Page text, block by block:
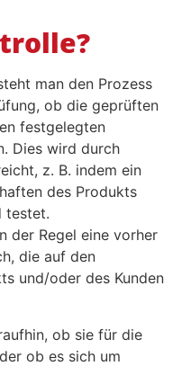
man den Prozess
ob die geprüften
festgelegten
Dies wird durch
z. B. indem ein
des Produkts
testet.
der Regel eine vorher
die auf den
und/oder des Kunden
ob sie für die
ob es sich um